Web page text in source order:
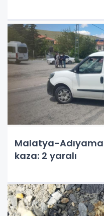
Malatya-
kaza: 2 yaralı